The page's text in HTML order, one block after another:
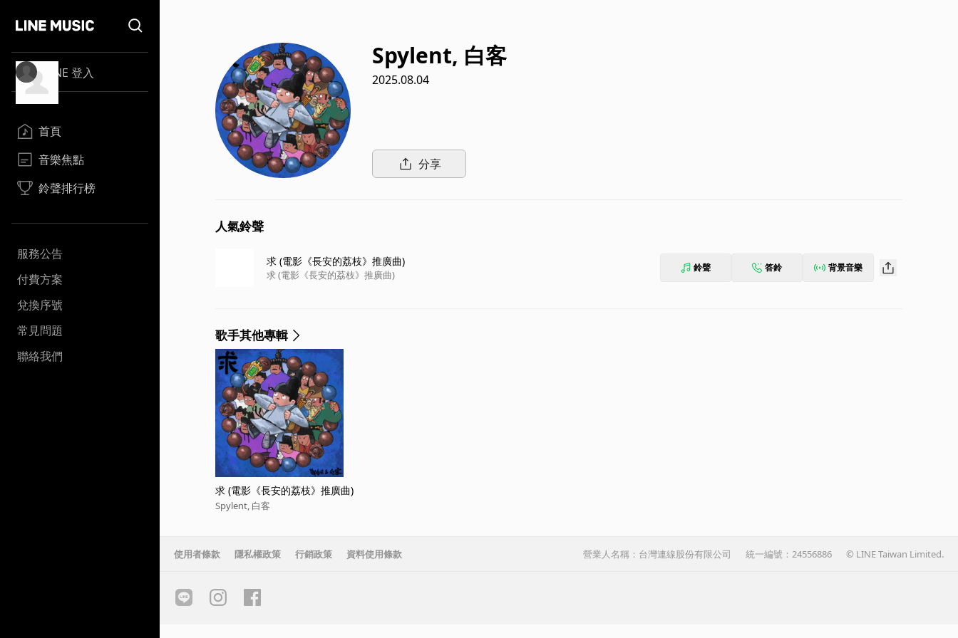
LINE 登入
首頁
音樂焦點
鈴聲排行榜
服務公告
付費方案
兌換序號
常見問題
聯絡我們
Spylent, 白客
2025.08.04
分享
人氣鈴聲
求 (電影《長安的荔枝》推廣曲)
求 (電影《長安的荔枝》推廣曲)
鈴聲 答鈴 背景音樂
歌手其他專輯
求 (電影《長安的荔枝》推廣曲)
Spylent, 白客
使用者條款 隱私權政策 行銷政策 資料使用條款 © LINE Taiwan Limited.
營業人名稱：台灣連線股份有限公司 統一編號：24556886